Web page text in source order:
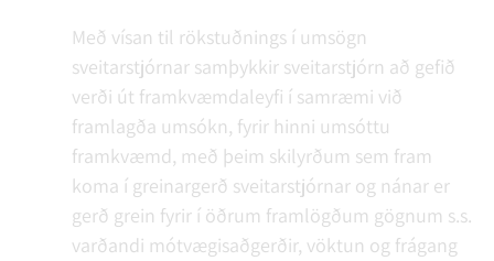
Með vísan til rökstuðnings í umsögn
sveitarstjórnar samþykkir sveitarstjórn að gefið
verði út framkvæmdaleyfi í samræmi við
framlagða umsókn, fyrir hinni umsóttu
framkvæmd, með þeim skilyrðum sem fram
koma í greinargerð sveitarstjórnar og nánar er
gerð grein fyrir í öðrum framlögðum gögnum s.s.
varðandi mótvægisaðgerðir, vöktun og frágang